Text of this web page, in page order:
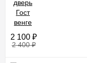
2 100 ₽
2 400₽